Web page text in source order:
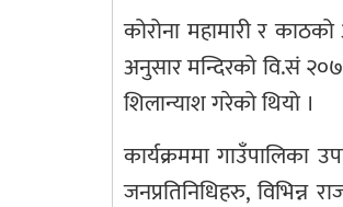
कोरोना महामारी र
अनुसार मन्दिरको वि.सं
शिलान्याश गरेको थियो ।
कार्यक्रममा गाउँपालिका
जनप्रतिनिधिहरु, विभिन्न